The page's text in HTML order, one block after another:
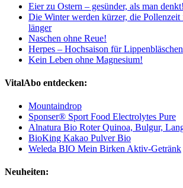
Eier zu Ostern – gesünder, als man denkt!
Die Winter werden kürzer, die
länger
Naschen ohne Reue!
Herpes – Hochsaison für Lippenbläschen
Kein Leben ohne Magnesium!
VitalAbo entdecken:
Mountaindrop
Sponser® Sport Food Electrolytes Pure
Alnatura Bio Roter Quinoa, Bulgur,
BioKing Kakao Pulver Bio
Weleda BIO Mein Birken Aktiv-Getränk
Neuheiten: